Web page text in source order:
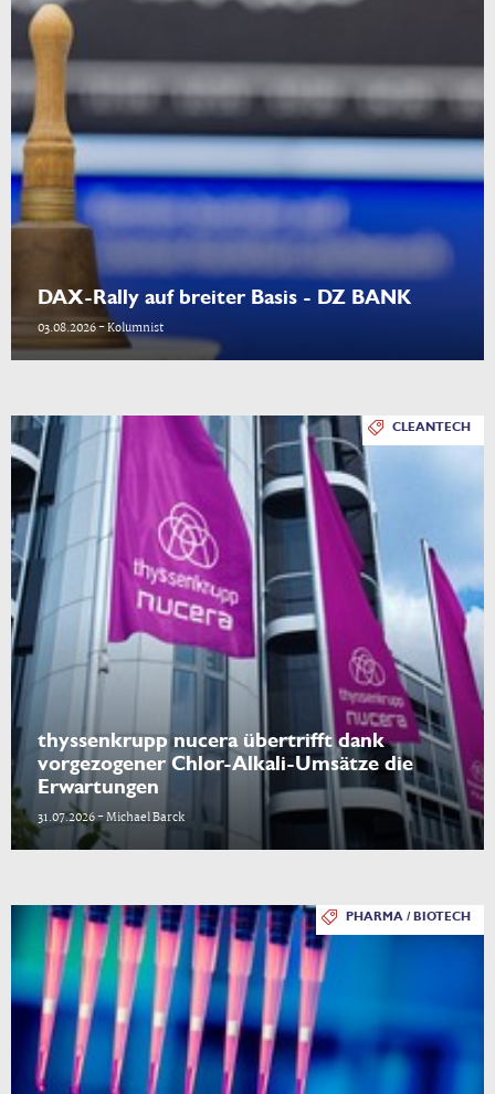
DAX-Rally auf breiter Basis - DZ BANK
03.08.2026 - Kolumnist
CLEANTECH
thyssenkrupp nucera übertrifft dank
vorgezogener Chlor-Alkali-Umsätze die
Erwartungen
31.07.2026 - Michael Barck
PHARMA / BIOTECH